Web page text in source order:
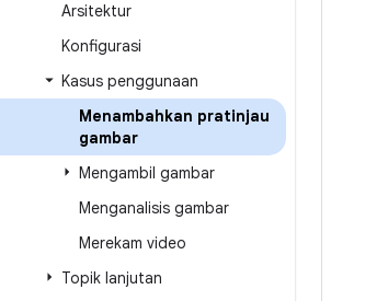
Arsitektur
Konfigurasi
Kasus penggunaan
Menambahkan pratinjau
gambar
Mengambil gambar
Menganalisis gambar
Merekam video
Topik lanjutan